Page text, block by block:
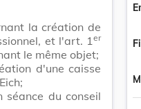
la création de
et l'art. 1 er
le même objet;
d'une caisse
du conseil